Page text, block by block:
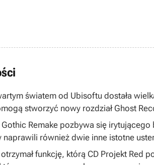
światem od Ubisoftu dostała
stworzyć nowy rozdział Ghost
Remake pozbywa się irytującego
naprawili również dwie inne istotne
funkcję, którą CD Projekt Red